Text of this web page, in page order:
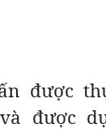
được
được